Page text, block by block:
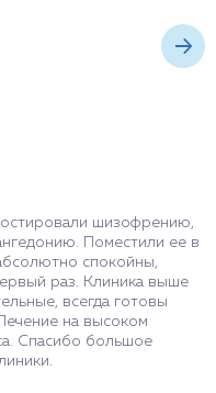
шизофрению,
Поместили ее в
спокойны,
раз. Клиника выше
всегда готовы
на высоком
Спасибо большое